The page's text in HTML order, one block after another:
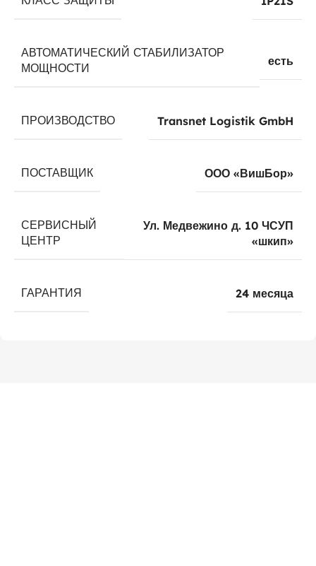
АВТОМАТИЧЕСКИЙ СТАБИЛИЗАТОР
МОЩНОСТИ
есть
ПРОИЗВОДСТВО Transnet Logistik GmbH
ПОСТАВЩИК ООО «ВишБор»
СЕРВИСНЫЙ
ЦЕНТР
Ул. Медвежино д. 10 ЧСУП
«шкип»
ГАРАНТИЯ 24 месяца